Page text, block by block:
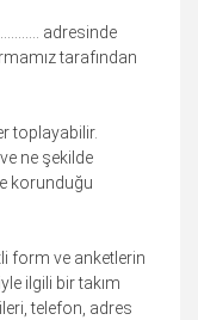
adresinde
tarafından
toplayabilir.
ne şekilde
korunduğu
form ve anketlerin
ilgili bir takım
telefon, adres